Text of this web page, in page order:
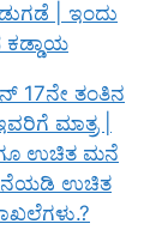
| ಇಂದು
ಕಡ್ಡಾಯ
17ನೇ ತಂತಿನ
ಮಾತ್ರ |
ಉಚಿತ ಮನೆ
ಉಚಿತ